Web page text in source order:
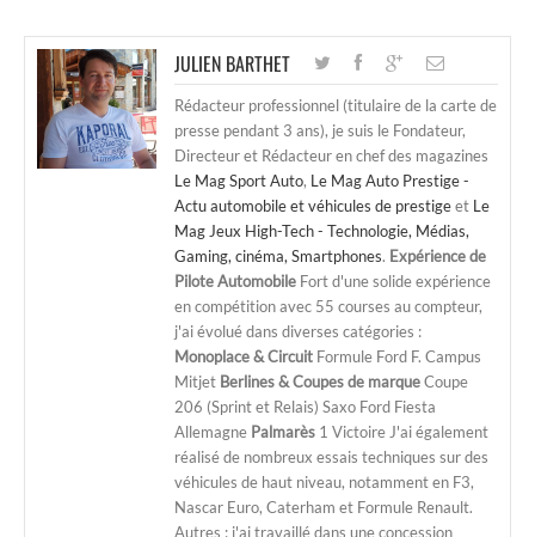
JULIEN BARTHET
Rédacteur professionnel (titulaire de la carte de
presse pendant 3 ans), je suis le Fondateur,
Directeur et Rédacteur en chef des magazines
Le Mag Sport Auto, Le Mag Auto Prestige -
Actu automobile et véhicules de prestigeet Le
Mag Jeux High-Tech - Technologie, Médias,
Gaming, cinéma, Smartphones. Expérience de
Pilote Automobile Fort d'une solide expérience
en compétition avec 55 courses au compteur,
j'ai évolué dans diverses catégories :
Monoplace & Circuit Formule Ford F. Campus
Mitjet Berlines & Coupes de marqueCoupe
206 (Sprint et Relais) Saxo Ford Fiesta
Allemagne Palmarès 1 Victoire J'ai également
réalisé de nombreux essais techniques sur des
véhicules de haut niveau, notamment en F3,
Nascar Euro, Caterham et Formule Renault.
Autres : j'ai travaillé dans une concession